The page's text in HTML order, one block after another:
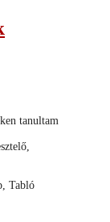
tanultam
Tabló